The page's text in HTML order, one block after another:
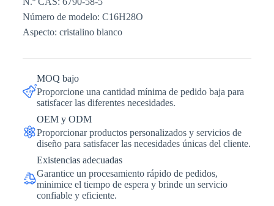
Número de modelo: C16H28O
Aspecto: cristalino blanco
MOQ bajo
Proporcione una cantidad mínima de pedido baja para
satisfacer las diferentes necesidades.
OEM y ODM
Proporcionar productos personalizados y servicios de
diseño para satisfacer las necesidades únicas del cliente.
Existencias adecuadas
Garantice un procesamiento rápido de pedidos,
minimice el tiempo de espera y brinde un servicio
confiable y eficiente.